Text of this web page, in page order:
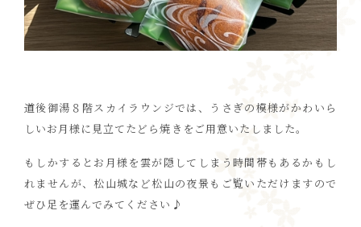
道後御湯８階スカイラウンジでは、うさぎの模様がかわいら
しいお月様に見立てたどら焼きをご用意いたしました。
もしかするとお月様を雲が隠してしまう時間帯もあるかもし
れませんが、松山城など松山の夜景もご覧いただけますので
ぜひ足を運んでみてください♪